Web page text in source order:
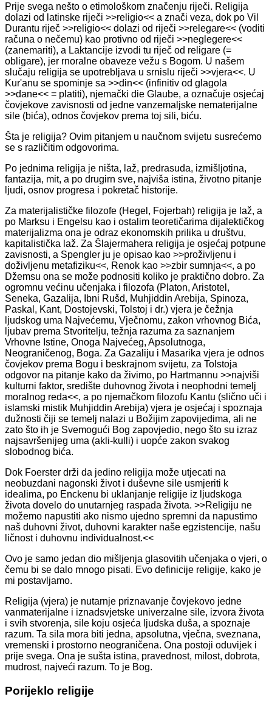
Prije svega nešto o etimološkorn značenju riječi. Religija
dolazi od latinske riječi >>religio<< a znači veza, dok po Vil
Durantu riječ >>religio<< dolazi od riječi >>relegare<< (voditi
računa o nečemu) kao protivno od riječi >>neglegere<<
(zanemariti), a Laktancije izvodi tu riječ od religare (=
obligare), jer rnoralne obaveze vežu s Bogom. U našem
slučaju religija se upotrebljava u srnislu riječi >>vjera<<. U
Kur'anu se spominje sa >>din<< (infinitiv od glagola
>>dane<< = platiti), njemački die Glaube, a označuje osjećaj
čovjekove zavisnosti od jedne vanzemaljske nematerijalne
sile (bića), odnos čovjekov prema toj sili, biću.
Šta je religija? Ovim pitanjem u naučnom svijetu susrećemo
se s različitim odgovorima.
Po jednima religija je ništa, laž, predrasuda, izmišljotina,
fantazija, mit, a po drugirn sve, najviša istina, životno pitanje
ljudi, osnov progresa i pokretač historije.
Za materijalističke filozofe (Hegel, Fojerbah) religija je laž, a
po Marksu i Engelsu kao i ostalim teoretičarima dijalektičkog
materijalizma ona je odraz ekonomskih prilika u društvu,
kapitalistička laž. Za Šlajermahera religija je osjećaj potpune
zavisnosti, a Spengler ju je opisao kao >>proživljenu i
doživljenu metafiziku<<, Renok kao >>zbir sumnja<<, a po
Džemsu ona se može podnositi koliko je praktično dobro. Za
ogromnu većinu učenjaka i filozofa (Platon, Aristotel,
Seneka, Gazalija, Ibni Rušd, Muhjiddin Arebija, Spinoza,
Paskal, Kant, Dostojevski, Tolstoj i dr.) vjera je čežnja
ljudskog uma Najvećemu, Vječnomu, zakon vrhovnog Bića,
ljubav prema Stvoritelju, težnja razuma za saznanjem
Vrhovne Istine, Onoga Najvećeg, Apsolutnoga,
Neograničenog, Boga. Za Gazaliju i Masarika vjera je odnos
čovjekov prema Bogu i beskrajnom svijetu, za Tolstoja
odgovor na pitanje kako da živimo, po Hartmannu >>najviši
kulturni faktor, središte duhovnog života i neophodni temelj
moralnog reda<<, a po njemačkom filozofu Kantu (slično uči i
islamski mistik Muhjiddin Arebija) vjera je osjećaj i spoznaja
dužnosti čiji se temelj nalazi u Božijim zapovijedima, ali ne
zato što ih je Svemogući Bog zapovjedio, nego što su izraz
najsavršenijeg uma (akli-kulli) i uopće zakon svakog
slobodnog bića.
Dok Foerster drži da jedino religija može utjecati na
neobuzdani nagonski život i duševne sile usmjeriti k
idealima, po Enckenu bi uklanjanje religije iz ljudskoga
života dovelo do unutarnjeg raspada života. >>Religiju ne
možemo napustiti ako nismo ujedno spremni da napustimo
naš duhovni život, duhovni karakter naše egzistencije, našu
ličnost i duhovnu individualnost.<<
Ovo je samo jedan dio mišljenja glasovitih učenjaka o vjeri, o
čemu bi se dalo mnogo pisati. Evo definicije religije, kako je
mi postavljamo.
Religija (vjera) je nutarnje priznavanje čovjekovo jedne
vanmaterijalne i iznadsvjetske univerzalne sile, izvora života
i svih stvorenja, sile koju osjeća ljudska duša, a spoznaje
razum. Ta sila mora biti jedna, apsolutna, vječna, sveznana,
vremenski i prostorno neograničena. Ona postoji oduvijek i
prije svega. Ona je sušta istina, pravednost, milost, dobrota,
mudrost, najveći razum. To je Bog.
Porijeklo religije